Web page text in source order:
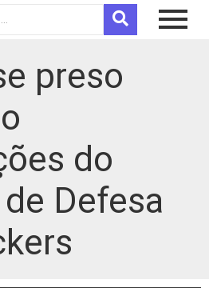
preso
do
Defesa